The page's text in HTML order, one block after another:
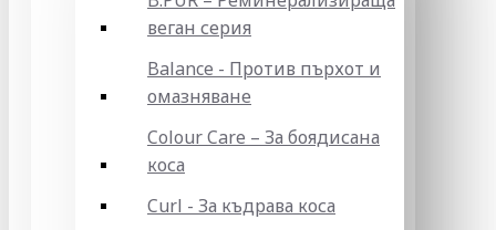
веган серия
Balance - Против пърхот и
омазняване
Colour Care – За боядисана
коса
Curl - За къдрава коса